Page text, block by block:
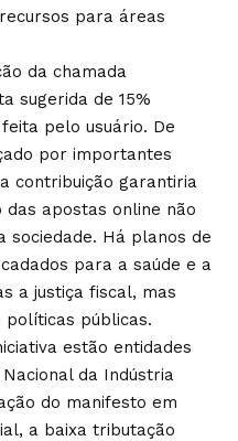
para áreas
da chamada
sugerida de 15%
pelo usuário. De
por importantes
contribuição garantiria
apostas online não
Há planos de
para a saúde e a
a justiça fiscal, mas
públicas.
estão entidades
da Indústria
do manifesto em
a baixa tributação